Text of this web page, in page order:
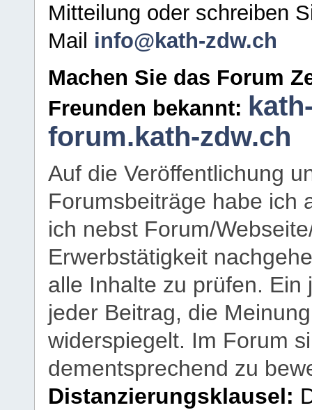
Mitteilung oder schreiben
Mail info@kath-zdw.ch
Machen Sie das Forum
Freunden bekannt:
forum.kath-zdw.ch
Auf die Veröffentlichung
Forumsbeiträge habe ich
ich nebst Forum/
Erwerbstätigkeit
alle Inhalte zu prüfen.
jeder Beitrag, die
widerspiegelt. Im Forum
dementsprechend zu
Distanzierungsklausel: